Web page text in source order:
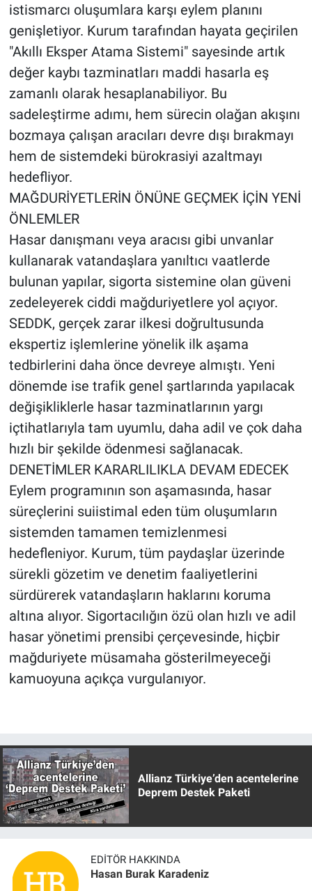
istismarcı oluşumlara karşı eylem planını
genişletiyor. Kurum tarafından hayata geçirilen
"Akıllı Eksper Atama Sistemi" sayesinde artık
değer kaybı tazminatları maddi hasarla eş
zamanlı olarak hesaplanabiliyor. Bu
sadeleştirme adımı, hem sürecin olağan akışını
bozmaya çalışan aracıları devre dışı bırakmayı
hem de sistemdeki bürokrasiyi azaltmayı
hedefliyor.
MAĞDURİYETLERİN ÖNÜNE GEÇMEK İÇİN YENİ
ÖNLEMLER
Hasar danışmanı veya aracısı gibi unvanlar
kullanarak vatandaşlara yanıltıcı vaatlerde
bulunan yapılar, sigorta sistemine olan güveni
zedeleyerek ciddi mağduriyetlere yol açıyor.
SEDDK, gerçek zarar ilkesi doğrultusunda
ekspertiz işlemlerine yönelik ilk aşama
tedbirlerini daha önce devreye almıştı. Yeni
dönemde ise trafik genel şartlarında yapılacak
değişikliklerle hasar tazminatlarının yargı
içtihatlarıyla tam uyumlu, daha adil ve çok daha
hızlı bir şekilde ödenmesi sağlanacak.
DENETİMLER KARARLILIKLA DEVAM EDECEK
Eylem programının son aşamasında, hasar
süreçlerini suiistimal eden tüm oluşumların
sistemden tamamen temizlenmesi
hedefleniyor. Kurum, tüm paydaşlar üzerinde
sürekli gözetim ve denetim faaliyetlerini
sürdürerek vatandaşların haklarını koruma
altına alıyor. Sigortacılığın özü olan hızlı ve adil
hasar yönetimi prensibi çerçevesinde, hiçbir
mağduriyete müsamaha gösterilmeyeceği
kamuoyuna açıkça vurgulanıyor.
Allianz Türkiye’den acentelerine
Deprem Destek Paketi
EDITÖR HAKKINDA
Hasan Burak Karadeniz